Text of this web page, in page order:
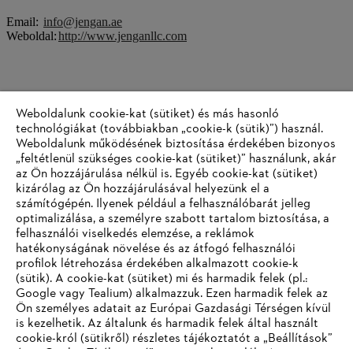
Email: info@jengan.ae
Weboldal:http://www.jenganllc.com
57th Street DIP 2,
Plot 597-844 Warehouse
No. 1 - Dubai - United Arab Emirates
Tel.: +971 4 547 4475
E-Mail:info@deltaturfcare.com
Internet: www.deltaturfcare.com
Információk a beszállítók számára
Termékek
Kapcsolat
Karrier
Weboldalunk cookie-kat (sütiket) és más hasonló
technológiákat (továbbiakban „cookie-k (sütik)”) használ.
Weboldalunk működésének biztosítása érdekében bizonyos
„feltétlenül szükséges cookie-kat (sütiket)” használunk, akár
az Ön hozzájárulása nélkül is. Egyéb cookie-kat (sütiket)
kizárólag az Ön hozzájárulásával helyezünk el a
számítógépén. Ilyenek például a felhasználóbarát jelleg
optimalizálása, a személyre szabott tartalom biztosítása, a
felhasználói viselkedés elemzése, a reklámok
hatékonyságának növelése és az átfogó felhasználói
profilok létrehozása érdekében alkalmazott cookie-k
(sütik). A cookie-kat (sütiket) mi és harmadik felek (pl.:
Google vagy Tealium) alkalmazzuk. Ezen harmadik felek az
Ön személyes adatait az Európai Gazdasági Térségen kívül
is kezelhetik. Az általunk és harmadik felek által használt
cookie-król (sütikről) részletes tájékoztatót a „Beállítások”